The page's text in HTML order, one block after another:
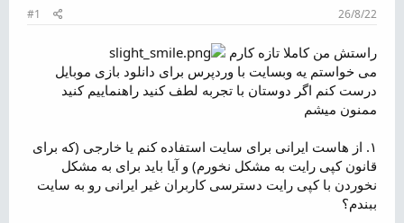
ه
و
ض
و
ع
26/8/22
#1
راستش من کاملا تازه کارم
می خواستم یه وبسایت با وردپرس برای دانلود بازی موبایل
درست کنم اگر دوستان با تجربه لطف کنید راهنماییم کنید
ممنون میشم
۱. از هاست ایرانی برای سایت استفاده کنم یا خارجی (که برای
قانون کپی رایت به مشکل نخورم) و آیا باید برای به مشکل
نخوردن با کپی رایت دسترسی کاربران غیر ایرانی رو به سایت
ببندم؟